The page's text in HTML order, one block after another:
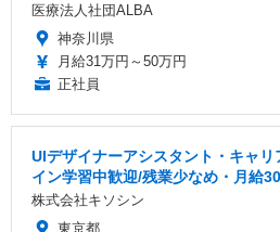
医療法人社団ALBA
神奈川県
月給31万円～50万円
正社員
UIデザイナーアシスタント・キャ
イン学習中歓迎/残業少なめ・月給
株式会社キソシン
東京都